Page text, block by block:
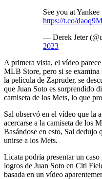
See you at
https://t.co/
— Derek Jeter
2023
A primera vista, el vídeo
MLB Store, pero si se examina
la película de Zapruder, se
que Juan Soto es sorprendido
camiseta de los Mets, lo que
Sal observó en el vídeo que la
acercarse a la camiseta de los
Basándose en esto, Sal dedujo
unirse a los Mets.
Licata podría presentar un
logros de Juan Soto en Citi
basada en un vídeo